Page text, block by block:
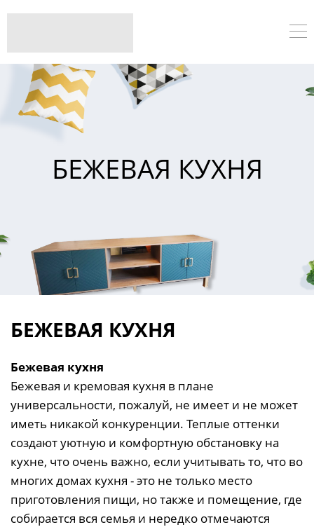
БЕЖЕВАЯ КУХНЯ
БЕЖЕВАЯ КУХНЯ
Бежевая кухня
Бежевая и кремовая кухня в плане
универсальности, пожалуй, не имеет и не может
иметь никакой конкуренции. Теплые оттенки
создают уютную и комфортную обстановку на
кухне, что очень важно, если учитывать то, что во
многих домах кухня - это не только место
приготовления пищи, но также и помещение, где
собирается вся семья и нередко отмечаются